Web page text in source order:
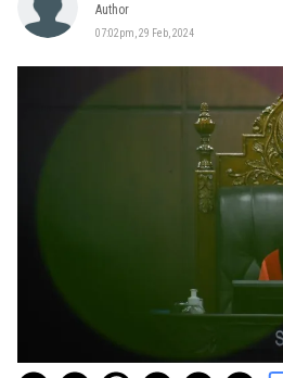
Author
07:02pm, 29 Feb, 2024